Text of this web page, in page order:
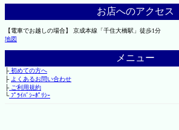
お店へのアクセス
【電車でお越しの場合】 京成本線「千住大橋駅」徒歩1分
地図
メニュー
├初めての方へ
├ よくあるお問い合わせ
├ご利用規約
└ﾌﾟﾗｲﾊﾞｼｰﾎﾟﾘｼｰ